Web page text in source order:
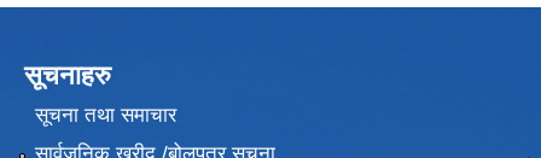
सूचनाहरु
सूचना तथा समाचार
सार्वजनिक खरीद /बोलपत्र सूचना